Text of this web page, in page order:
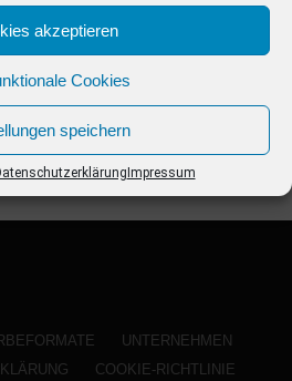
akzeptieren
Cookies
speichern
Impressum
UNTERNEHMEN
COOKIE-RICHTLINIE